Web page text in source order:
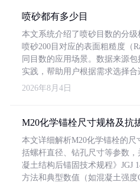
喷砂都有多少目
本文系统介绍了喷砂目数的分
喷砂200目对应的表面粗糙度（
同目数的应用场景。数据来源
实践，帮助用户根据需求选择合
2026年8月4日
M20化学锚栓尺寸规格及抗
本文详细解析M20化学锚栓的
括螺杆直径、钻孔尺寸等参数
凝土结构后锚固技术规程》JGJ
方法和典型数值（如混凝土强度